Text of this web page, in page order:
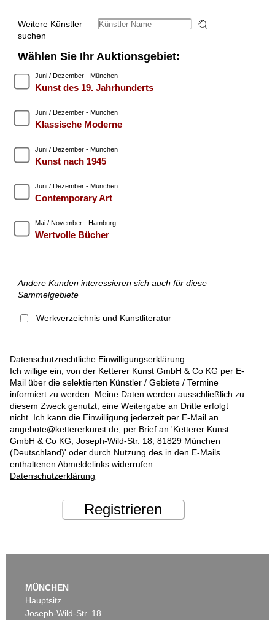
Weitere Künstler
suchen
Wählen Sie Ihr Auktionsgebiet:
Juni / Dezember - München
Kunst des 19. Jahrhunderts
Juni / Dezember - München
Klassische Moderne
Juni / Dezember - München
Kunst nach 1945
Juni / Dezember - München
Contemporary Art
Mai / November - Hamburg
Wertvolle Bücher
Andere Kunden interessieren sich auch für diese
Sammelgebiete
Werkverzeichnis und Kunstliteratur
Datenschutzrechtliche Einwilligungserklärung
Ich willige ein, von der Ketterer Kunst GmbH & Co KG per E-
Mail über die selektierten Künstler / Gebiete / Termine
informiert zu werden. Meine Daten werden ausschließlich zu
diesem Zweck genutzt, eine Weitergabe an Dritte erfolgt
nicht. Ich kann die Einwilligung jederzeit per E-Mail an
angebote@kettererkunst.de, per Brief an 'Ketterer Kunst
GmbH & Co KG, Joseph-Wild-Str. 18, 81829 München
(Deutschland)' oder durch Nutzung des in den E-Mails
enthaltenen Abmeldelinks widerrufen.
Datenschutzerklärung
Registrieren
MÜNCHEN
Hauptsitz
Joseph-Wild-Str. 18